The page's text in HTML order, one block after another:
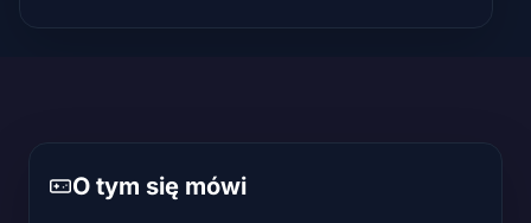
O tym się mówi